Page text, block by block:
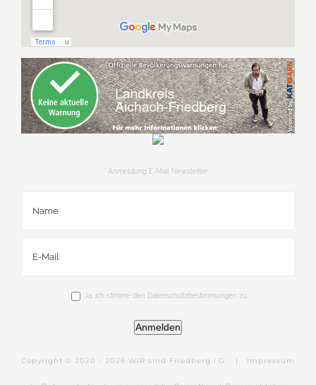
Anmeldung E-Mail Newsletter
Ja, ich stimme den Datenschutzbestimmungen zu.
Anmelden
Copyright © 2020 - 2026 WIR sind Friedberg i.G. | Impressum